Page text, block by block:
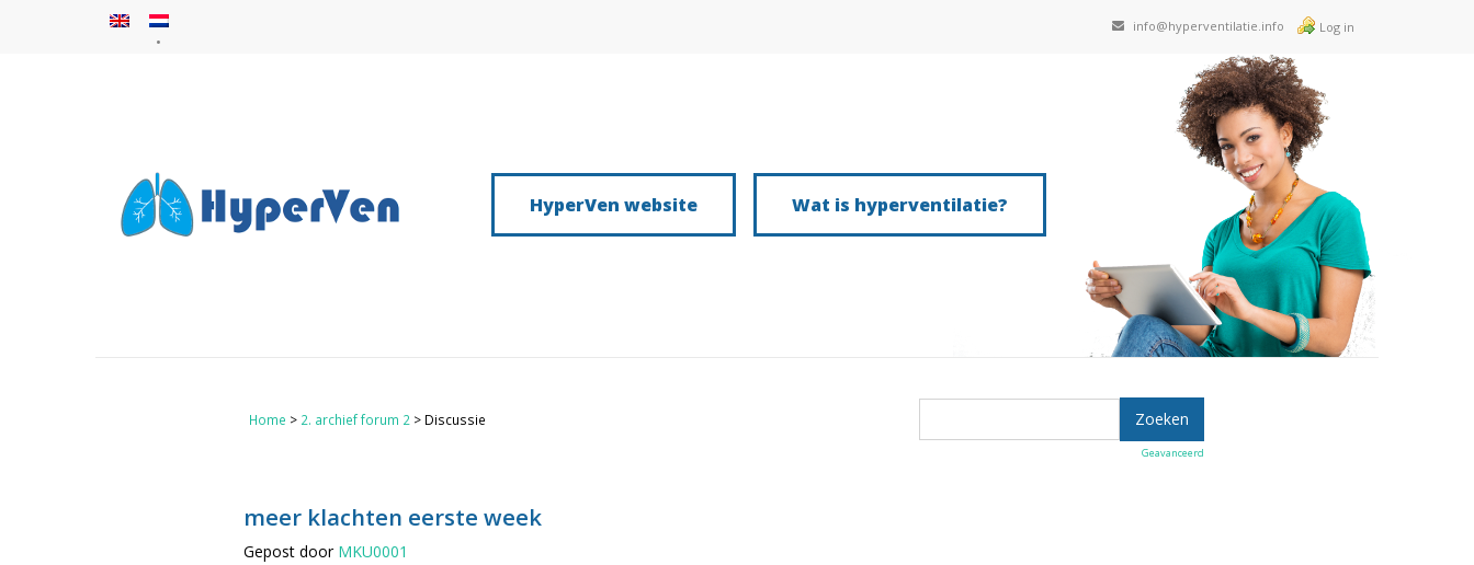
info@hyperventilatie.info Log in
HyperVen website Wat is hyperventilatie?
Home > 2. archief forum 2 > Discussie
Geavanceerd
meer klachten eerste week
Gepost door MKU0001